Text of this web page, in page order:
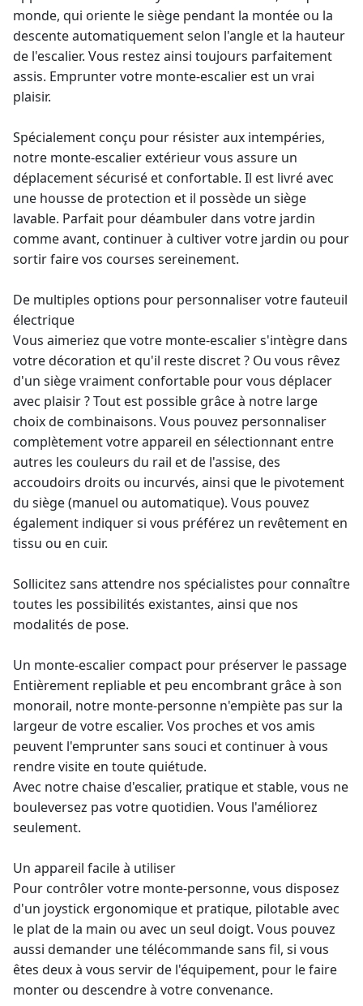
monde, qui oriente le siège pendant la montée ou la
descente automatiquement selon l'angle et la hauteur
de l'escalier. Vous restez ainsi toujours parfaitement
assis. Emprunter votre monte-escalier est un vrai
plaisir.
Spécialement conçu pour résister aux intempéries,
notre monte-escalier extérieurvous assure un
déplacement sécurisé et confortable. Il est livré avec
une housse de protection et il possède un siège
lavable. Parfait pour déambuler dans votre jardin
comme avant, continuer à cultiver votre jardin ou pour
sortir faire vos courses sereinement.
De multiples options pour personnaliser votre fauteuil
électrique
Vous aimeriez que votre monte-escalier s'intègre dans
votre décoration et qu'il reste discret ? Ou vous rêvez
d'un siège vraiment confortable pour vous déplacer
avec plaisir ? Tout est possible grâce à notre large
choix de combinaisons. Vous pouvez personnaliser
complètement votre appareil en sélectionnant entre
autres les couleurs du rail et de l'assise, des
accoudoirs droits ou incurvés, ainsi que le pivotement
du siège (manuel ou automatique). Vous pouvez
également indiquer si vous préférez un revêtement en
tissu ou en cuir.
Sollicitez sans attendre nos spécialistes pour connaître
toutes les possibilités existantes, ainsi que nos
modalités de pose.
Un monte-escalier compact pour préserver le passage
Entièrement repliable et peu encombrant grâce à son
monorail, notre monte-personne n'empiète pas sur la
largeur de votre escalier. Vos proches et vos amis
peuvent l'emprunter sans souci et continuer à vous
rendre visite en toute quiétude.
Avec notre chaise d'escalier, pratique et stable, vous ne
bouleversez pas votre quotidien. Vous l'améliorez
seulement.
Un appareil facile à utiliser
Pour contrôler votre monte-personne, vous disposez
d'un joystick ergonomique et pratique, pilotable avec
le plat de la main ou avec un seul doigt. Vous pouvez
aussi demander une télécommande sans fil, si vous
êtes deux à vous servir de l'équipement, pour le faire
monter ou descendre à votre convenance.